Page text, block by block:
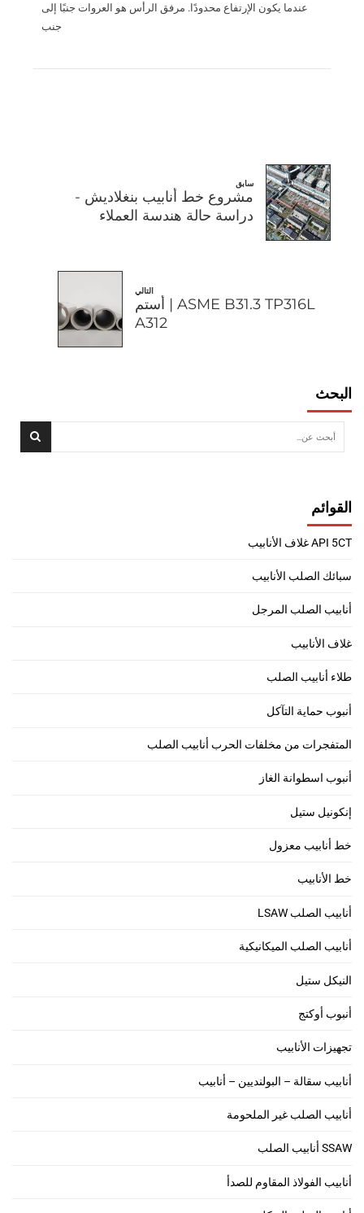
عندما يكون الإرتفاع محدودًا. مرفق الرأس هو العروات جنبًا إلى
جنب
سابق
مشروع خط أنابيب بنغلاديش -
دراسة حالة هندسة العملاء
التالي
ASME B31.3 TP316L | أستم
A312
البحث
القوائم
API 5CT غلاف الأنابيب
سبائك الصلب الأنابيب
أنابيب الصلب المرجل
غلاف الأنابيب
طلاء أنابيب الصلب
أنبوب حماية التآكل
المتفجرات من مخلفات الحرب أنابيب الصلب
أنبوب اسطوانة الغاز
إنكونيل ستيل
خط أنابيب معزول
خط الأنابيب
أنابيب الصلب LSAW
أنابيب الصلب الميكانيكية
النيكل ستيل
أنبوب أوكتج
تجهيزات الأنابيب
أنابيب سقالة – البولنديين – أنابيب
أنابيب الصلب غير الملحومة
SSAW أنابيب الصلب
أنابيب الفولاذ المقاوم للصدأ